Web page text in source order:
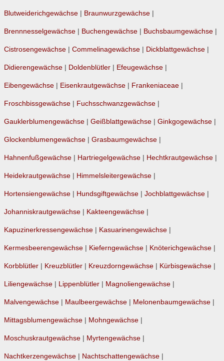
Blutweiderichgewächse | Braunwurzgewächse |
Brennnesselgewächse | Buchengewächse | Buchsbaumgewächse |
Cistrosengewächse | Commelinagewächse | Dickblattgewächse |
Didierengewächse | Doldenblütler | Efeugewächse |
Eibengewächse | Eisenkrautgewächse | Frankeniaceae |
Froschbissgewächse | Fuchsschwanzgewächse |
Gauklerblumengewächse | Geißblattgewächse | Ginkgogewächse |
Glockenblumengewächse | Grasbaumgewächse |
Hahnenfußgewächse | Hartriegelgewächse | Hechtkrautgewächse |
Heidekrautgewächse | Himmelsleitergewächse |
Hortensiengewächse | Hundsgiftgewächse | Jochblattgewächse |
Johanniskrautgewächse | Kakteengewächse |
Kapuzinerkressengewächse | Kasuarinengewächse |
Kermesbeerengewächse | Kieferngewächse | Knöterichgewächse |
Korbblütler | Kreuzblütler | Kreuzdorngewächse | Kürbisgewächse |
Liliengewächse | Lippenblütler | Magnoliengewächse |
Malvengewächse | Maulbeergewächse | Melonenbaumgewächse |
Mittagsblumengewächse | Mohngewächse |
Moschuskrautgewächse | Myrtengewächse |
Nachtkerzengewächse | Nachtschattengewächse |